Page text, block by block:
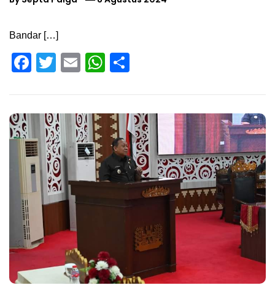
Bandar […]
Facebook
Twitter
EmailWhatsApp